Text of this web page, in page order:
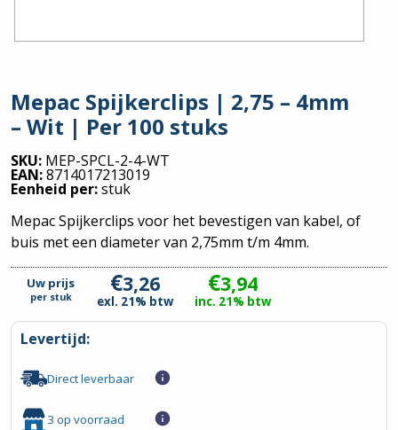
Mepac Spijkerclips | 2,75 – 4mm
– Wit | Per 100 stuks
SKU: MEP-SPCL-2-4-WT
EAN:8714017213019
Eenheid per:stuk
Mepac Spijkerclips voor het bevestigen van kabel, of
buis met een diameter van 2,75mm t/m 4mm.
Uw prijs
per stuk €3,26
exl. 21% btw
€3,94
inc. 21% btw
Levertijd:
Direct leverbaar
3 op voorraad